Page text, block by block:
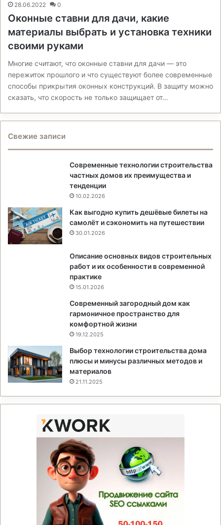
28.06.2022 0
Оконные ставни для дачи, какие
материалы выбрать и установка техники
своими руками
Многие считают, что оконные ставни для дачи — это
пережиток прошлого и что существуют более современные
способы прикрытия оконных конструкций. В защиту можно
сказать, что скорость не только защищает от…
Свежие записи
Современные технологии строительства
частных домов их преимущества и
тенденции
10.02.2026
Как выгодно купить дешёвые билеты на
самолёт и сэкономить на путешествии
30.01.2026
Описание основных видов строительных
работ и их особенности в современной
практике
15.01.2026
Современный загородный дом как
гармоничное пространство для
комфортной жизни
19.12.2025
Выбор технологии строительства дома
плюсы и минусы различных методов и
материалов
21.11.2025